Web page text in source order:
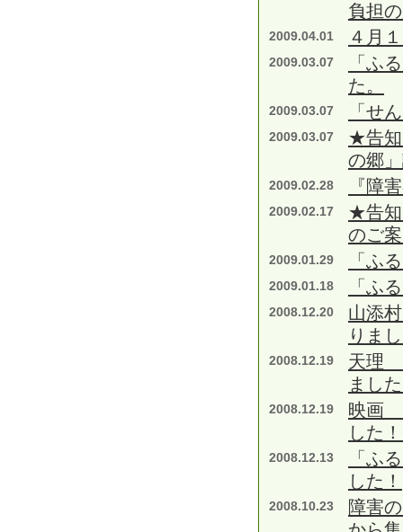
負担
2009.04.01 ４月
2009.03.07
「ふ
た。
2009.03.07 「せ
2009.03.07
★告知
の郷
2009.02.28 『障
2009.02.17
★告
のご
2009.01.29 「ふ
2009.01.18 「ふ
2008.12.20
山添
りま
2008.12.19
天理
まし
2008.12.19
映画
した
2008.12.13
「ふ
した！
2008.10.23
障害